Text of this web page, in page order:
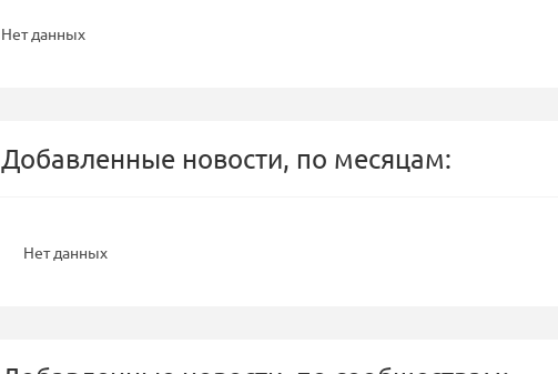
Нет данных
Добавленные новости, по месяцам:
Нет данных